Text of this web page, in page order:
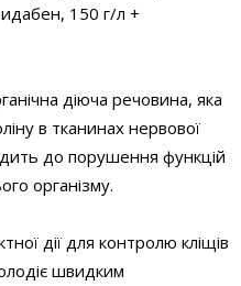
150 г/л +
діюча речовина, яка
в тканинах нервової
до порушення функцій
організму.
дії для контролю кліщів
швидким